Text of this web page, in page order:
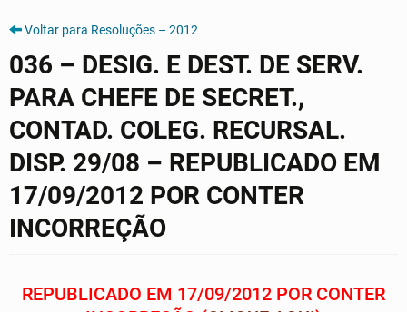
Voltar para Resoluções – 2012
036 – DESIG. E DEST. DE SERV.
PARA CHEFE DE SECRET.,
CONTAD. COLEG. RECURSAL.
DISP. 29/08 – REPUBLICADO EM
17/09/2012 POR CONTER
INCORREÇÃO
REPUBLICADO EM 17/09/2012 POR CONTER